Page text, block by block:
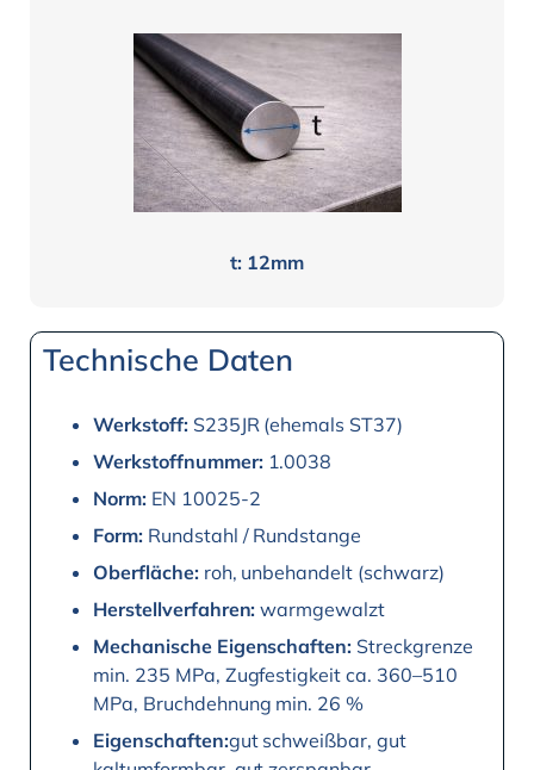
t: 12mm
Technische Daten
Werkstoff:S235JR (ehemals ST37)
Werkstoffnummer:1.0038
Norm:EN 10025-2
Form:Rundstahl / Rundstange
Oberfläche:roh, unbehandelt (schwarz)
Herstellverfahren: warmgewalzt
Mechanische Eigenschaften: Streckgrenze
min. 235 MPa, Zugfestigkeit ca. 360–510
MPa, Bruchdehnung min. 26 %
Eigenschaften:gut schweißbar, gut